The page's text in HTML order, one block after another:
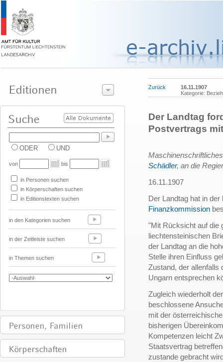
ODER UND
von bis
in Personen suchen
in Körperschaften suchen
in Editionstexten suchen
in den Kategorien suchen
in der Zeitleiste suchen
in Themen suchen
Zurück
16.11.1907
Kategorie:
Der Landtag
Postvertrags
Schädler, an die
16.11.1907
Der Landtag hat in
Finanzkommission
"Mit Rücksicht auf die
liechtensteinischen
der Landtag an die
Stelle ihren Einfluss
Zustand, der allenfalls
Ungarn entsprechen
Zugleich wiederholt
beschlossene
mit der
bisherigen
Kompetenzen leicht
Staatsvertrag
zustande gebracht